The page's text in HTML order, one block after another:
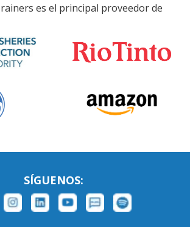
es el principal proveedor de
SÍGUENOS: